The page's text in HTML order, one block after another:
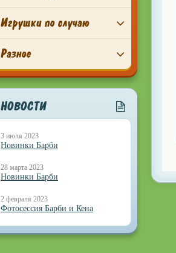
Игрушки по случаю
Разное
НОВОСТИ
3 июля 2023
Новинки Барби
28 марта 2023
Новинки Барби
2 февраля 2023
Фотосессия Барби и Кена